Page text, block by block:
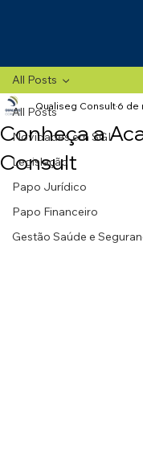
All Posts
Novidades em SGI
Legislação
Papo Jurídico
Papo Financeiro
Gestão Saúde e
All Posts
Conheça a
Consult
Qualiseg Consult 6 de